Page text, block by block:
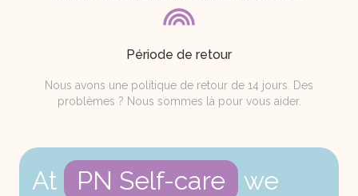
Période de retour
Nous avons une politique de retour de 14 jours. Des
problèmes ? Nous sommes là pour vous aider.
At PN Self-care
we